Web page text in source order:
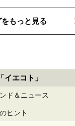
もっと見る
エコト」
ド＆ニュース
ヒント